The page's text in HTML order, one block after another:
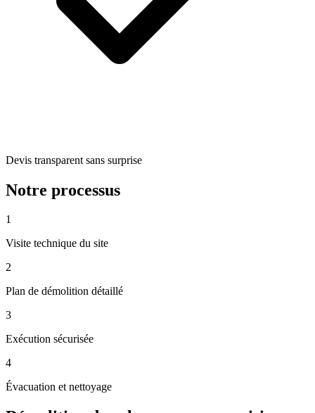
Devis transparent sans surprise
Notre processus
1
Visite technique du site
2
Plan de démolition détaillé
3
Exécution sécurisée
4
Évacuation et nettoyage